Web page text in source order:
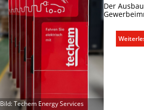
Bild: Techem Energy Services
Der